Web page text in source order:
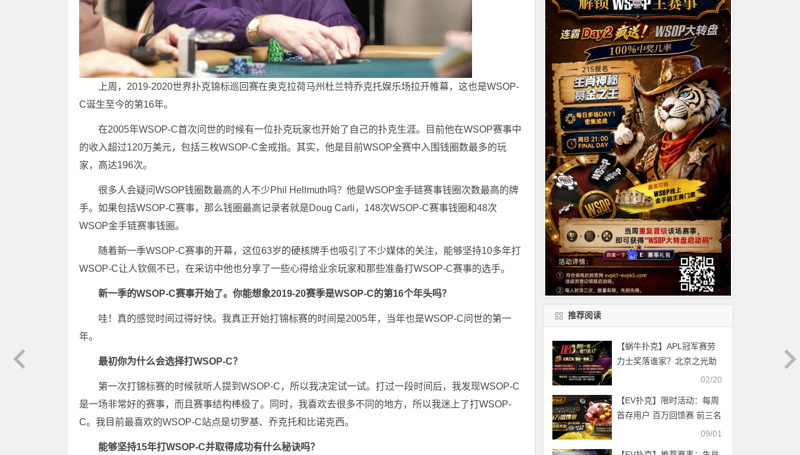
上周，2019-2020世界扑克锦标巡回赛在奥克拉荷马州杜兰特乔克托娱乐场拉开帷幕，这也是WSOP-
C诞生至今的第16年。
在2005年WSOP-C首次问世的时候有一位扑克玩家也开始了自己的扑克生涯。目前他在WSOP赛事中
的收入超过120万美元，包括三枚WSOP-C金戒指。其实，他是目前WSOP全赛中入围钱圈数最多的玩
家，高达196次。
很多人会疑问WSOP钱圈数最高的人不少Phil Hellmuth吗？他是WSOP金手链赛事钱圈次数最高的牌
手。如果包括WSOP-C赛事，那么钱圈最高记录者就是Doug Carli，148次WSOP-C赛事钱圈和48次
WSOP金手链赛事钱圈。
随着新一季WSOP-C赛事的开幕，这位63岁的硬核牌手也吸引了不少媒体的关注，能够坚持10多年打
WSOP-C让人钦佩不已，在采访中他也分享了一些心得给业余玩家和那些准备打WSOP-C赛事的选手。
新一季的WSOP-C赛事开始了。你能想象2019-20赛季是WSOP-C的第16个年头吗？
哇！真的感觉时间过得好快。我真正开始打锦标赛的时间是2005年，当年也是WSOP-C问世的第一
年。
最初你为什么会选择打WSOP-C？
第一次打锦标赛的时候就听人提到WSOP-C，所以我决定试一试。打过一段时间后，我发现WSOP-C
是一场非常好的赛事，而且赛事结构棒极了。同时，我喜欢去很多不同的地方，所以我迷上了打WSOP-
C。我目前最喜欢的WSOP-C站点是切罗基、乔克托和比诺克西。
能够坚持15年打WSOP-C并取得成功有什么秘诀吗？
推荐阅读
【蜗牛扑克】APL冠军赛劳
力士奖落谁家？北京之光助
战一条命，实现百万梦想更
02/20
【EV扑克】限时活动：每周
首存用户 百万回馈赛 前三名
09/01